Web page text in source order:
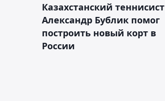
Казахстанский теннисист
Александр Бублик помог
построить новый корт в
России